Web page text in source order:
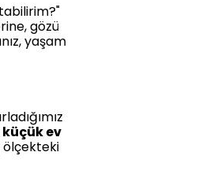
gözü
yaşam
küçük ev
ölçekteki